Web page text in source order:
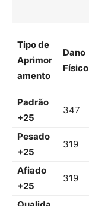
Tipo de
Aprimor
amento
Dano
Físico
Padrão
+25
347
Pesado
+25
319
Afiado
+25
319